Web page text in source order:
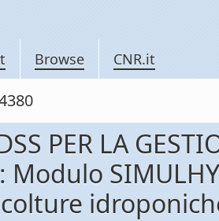
Browse CNR.it
PER LA
Modulo